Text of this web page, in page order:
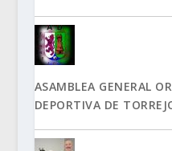
ASAMBLEA GENERAL
DEPORTIVA DE